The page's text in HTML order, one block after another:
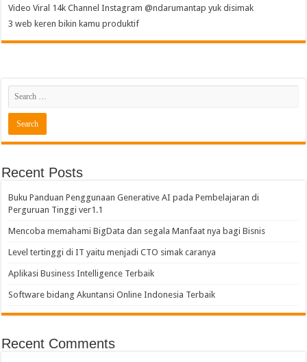
Video Viral 14k Channel Instagram @ndarumantap yuk disimak
3 web keren bikin kamu produktif
Recent Posts
Buku Panduan Penggunaan Generative AI pada Pembelajaran di
Perguruan Tinggi ver1.1
Mencoba memahami BigData dan segala Manfaat nya bagi Bisnis
Level tertinggi di IT yaitu menjadi CTO simak caranya
Aplikasi Business Intelligence Terbaik
Software bidang Akuntansi Online Indonesia Terbaik
Recent Comments